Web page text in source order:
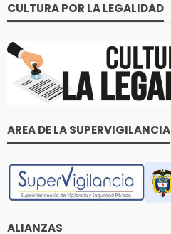
CULTURA POR LA LEGALIDAD
AREA DE LA SUPERVIGILANCIA
ALIANZAS